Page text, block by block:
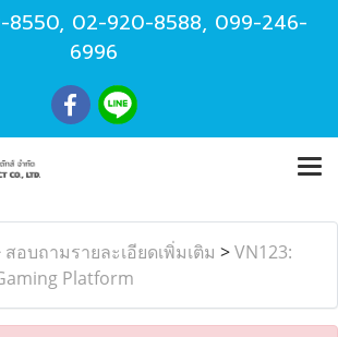
8550, 02-920-8588, 099-246-
6996
สอบถามรายละเอียดเพิ่มเติม >VN123:
Platform